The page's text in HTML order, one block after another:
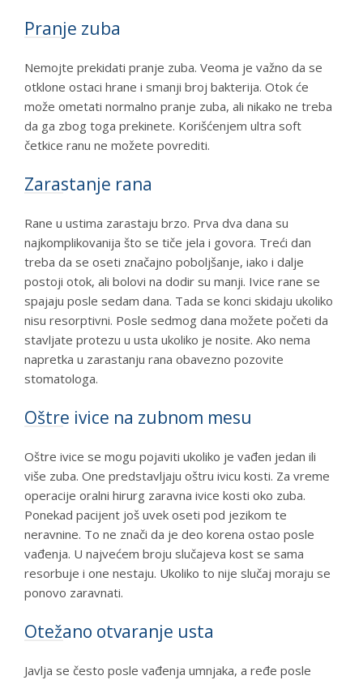
Pranje zuba
Nemojte prekidati pranje zuba. Veoma je važno da se
otklone ostaci hrane i smanji broj bakterija. Otok će
može ometati normalno pranje zuba, ali nikako ne treba
da ga zbog toga prekinete. Korišćenjem ultra soft
četkice ranu ne možete povrediti.
Zarastanje rana
Rane u ustima zarastaju brzo. Prva dva dana su
najkomplikovanija što se tiče jela i govora. Treći dan
treba da se oseti značajno poboljšanje, iako i dalje
postoji otok, ali bolovi na dodir su manji. Ivice rane se
spajaju posle sedam dana. Tada se konci skidaju ukoliko
nisu resorptivni. Posle sedmog dana možete početi da
stavljate protezu u usta ukoliko je nosite. Ako nema
napretka u zarastanju rana obavezno pozovite
stomatologa.
Oštre ivice na zubnom mesu
Oštre ivice se mogu pojaviti ukoliko je vađen jedan ili
više zuba. One predstavljaju oštru ivicu kosti. Za vreme
operacije oralni hirurg zaravna ivice kosti oko zuba.
Ponekad pacijent još uvek oseti pod jezikom te
neravnine. To ne znači da je deo korena ostao posle
vađenja. U najvećem broju slučajeva kost se sama
resorbuje i one nestaju. Ukoliko to nije slučaj moraju se
ponovo zaravnati.
Otežano otvaranje usta
Javlja se često posle vađenja umnjaka, a ređe posle